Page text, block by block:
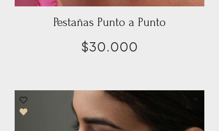
Pestañas Punto a Punto
$30.000